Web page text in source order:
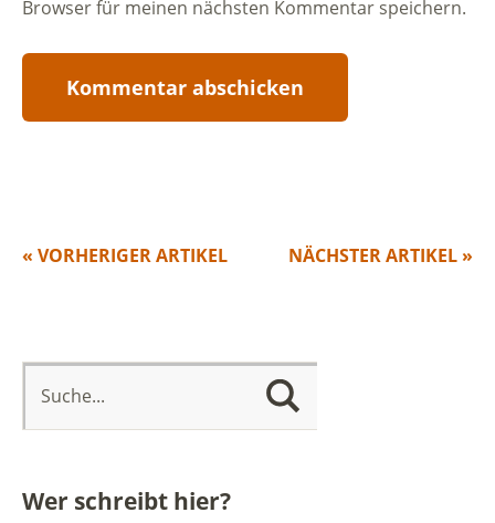
Browser für meinen nächsten Kommentar speichern.
NÄCHSTER ARTIKEL »
« VORHERIGER ARTIKEL
Wer schreibt hier?